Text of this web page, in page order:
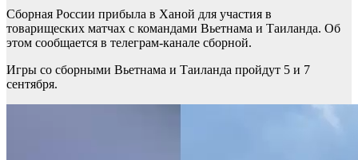
Cборная России прибыла в Ханой для участия в
товарищеских матчах с командами Вьетнама и Таиланда. Об
этом сообщается в телеграм-канале сборной.
Игры со сборными Вьетнама и Таиланда пройдут 5 и 7
сентября.